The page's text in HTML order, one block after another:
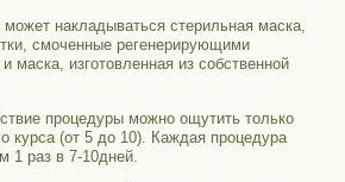
накладываться стерильная маска,
смоченные регенерирующими
маска, изготовленная из собственной
процедуры можно ощутить только
курса (от 5 до 10). Каждая процедура
1 раз в 7-10дней.